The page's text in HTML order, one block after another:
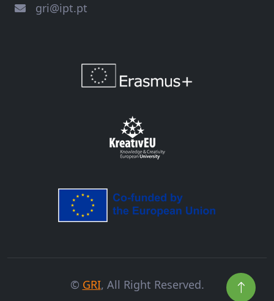
gri@ipt.pt
© GRI, All Right Reserved.